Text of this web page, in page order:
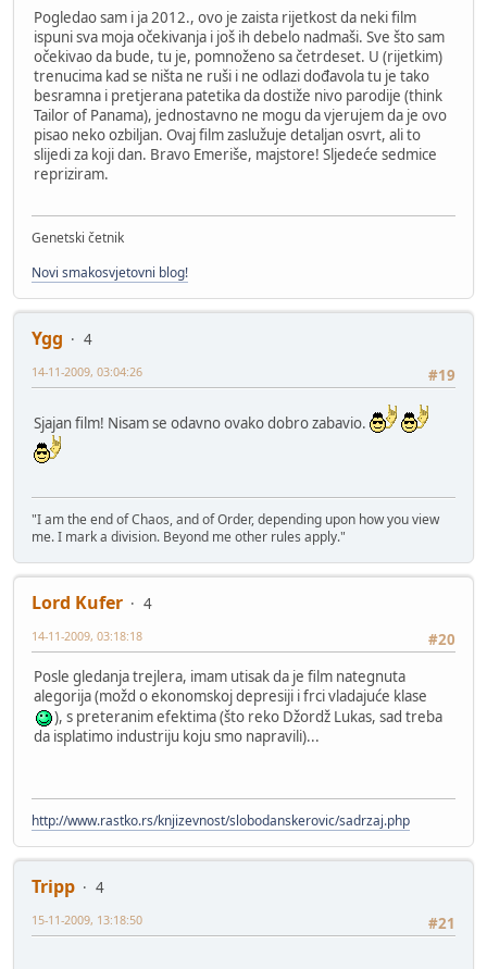
Pogledao sam i ja 2012., ovo je zaista rijetkost da neki film
ispuni sva moja očekivanja i još ih debelo nadmaši. Sve što sam
očekivao da bude, tu je, pomnoženo sa četrdeset. U (rijetkim)
trenucima kad se ništa ne ruši i ne odlazi dođavola tu je tako
besramna i pretjerana patetika da dostiže nivo parodije (think
Tailor of Panama), jednostavno ne mogu da vjerujem da je ovo
pisao neko ozbiljan. Ovaj film zaslužuje detaljan osvrt, ali to
slijedi za koji dan. Bravo Emeriše, majstore! Sljedeće sedmice
repriziram.
Genetski četnik
Novi smakosvjetovni blog!
Ygg
4
#19
14-11-2009, 03:04:26
Sjajan film! Nisam se odavno ovako dobro zabavio.
"I am the end of Chaos, and of Order, depending upon how you view
me. I mark a division. Beyond me other rules apply."
Lord Kufer
4
#20
14-11-2009, 03:18:18
Posle gledanja trejlera, imam utisak da je film nategnuta
alegorija (možd o ekonomskoj depresiji i frci vladajuće klase
), s preteranim efektima (što reko Džordž Lukas, sad treba
da isplatimo industriju koju smo napravili)...
http://www.rastko.rs/knjizevnost/slobodanskerovic/sadrzaj.php
Tripp
4
#21
15-11-2009, 13:18:50